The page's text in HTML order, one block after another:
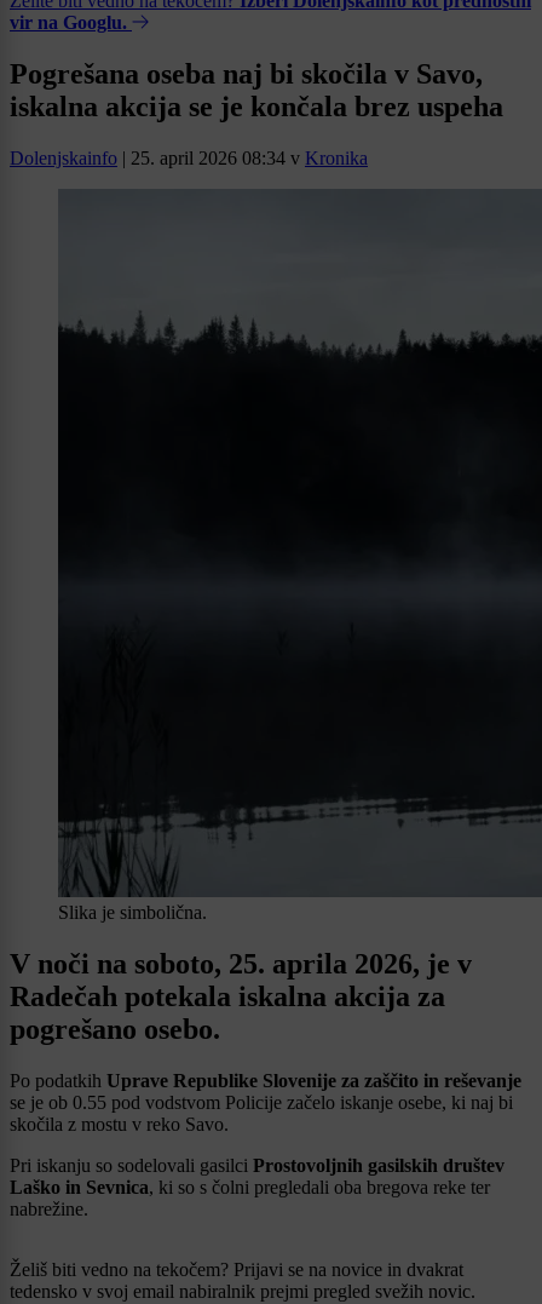
vir na Googlu.
Pogrešana oseba naj bi skočila v Savo,
iskalna akcija se je končala brez uspeha
Dolenjskainfo | 25. april 2026 08:34 v Kronika
Slika je simbolična.
V noči na soboto, 25. aprila 2026, je v
Radečah potekala iskalna akcija za
pogrešano osebo.
Po podatkih Uprave Republike Slovenije za zaščito in reševanje
se je ob 0.55 pod vodstvom Policije začelo iskanje osebe, ki naj bi
skočila z mostu v reko Savo.
Pri iskanju so sodelovali gasilci Prostovoljnih gasilskih društev
Laško in Sevnica, ki so s čolni pregledali oba bregova reke ter
nabrežine.
Želiš biti vedno na tekočem? Prijavi se na novice in dvakrat
tedensko v svoj email nabiralnik prejmi pregled svežih novic.